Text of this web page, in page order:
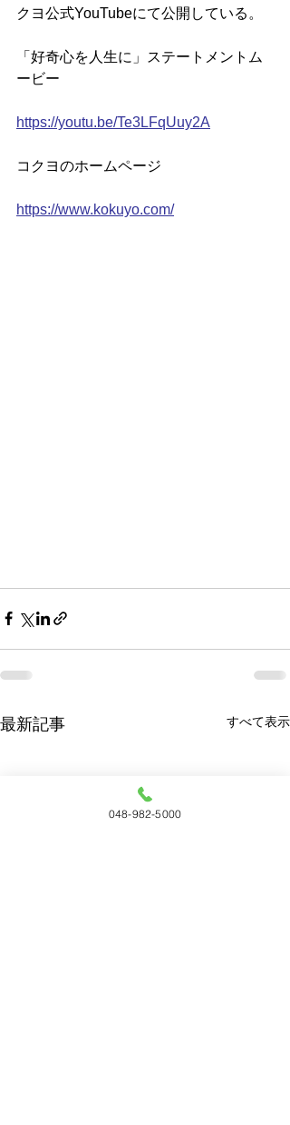
クヨ公式YouTubeにて公開している。
「好奇心を人生に」ステートメントム
ービー
https://youtu.be/Te3LFqUuy2A
コクヨのホームページ
https://www.kokuyo.com/
最新記事 すべて表示
048-982-5000